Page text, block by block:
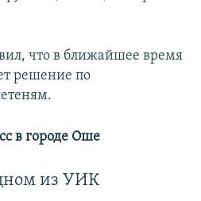
что в ближайшее время
решение по
в городе Оше
из УИК